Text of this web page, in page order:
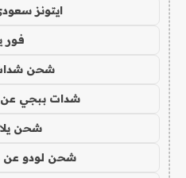
ايتونز
فور
شحن
شدات ببجي عن
شحن
شحن لودو عن